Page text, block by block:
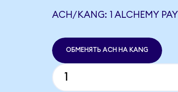
ACH/KANG: 1 ALCHEMY
ОБМЕНЯТЬ ACH НА KANG